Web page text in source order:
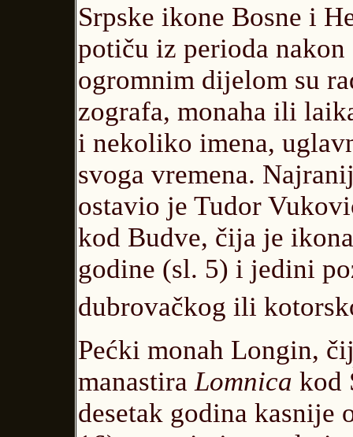
Srpske ikone Bosne i
potiču iz perioda
ogromnim dijelom su
zografa, monaha ili
i nekoliko imena,
svoga vremena.
ostavio je Tudor
kod Budve, čija je
godine (sl. 5) i jedini
dubrovačkog ili
Pećki monah Longin,
manastiraLomnica kod
desetak godina kasnije